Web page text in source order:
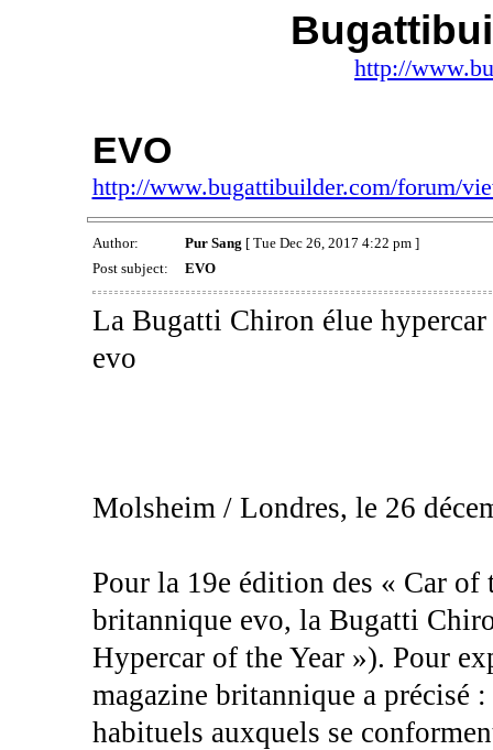
http://
EVO
http://www.bugattibuilder.com/forum/
Author: Pur Sang [ Tue Dec 26, 2017 4:22 pm ]
Post subject:
EVO
La Bugatti Chiron élue hypercar
evo
Molsheim / Londres, le 26
Pour la 19e édition des « Car of
britannique evo, la Bugatti
Hypercar of the Year »). Pour
magazine britannique a précisé
habituels auxquels se